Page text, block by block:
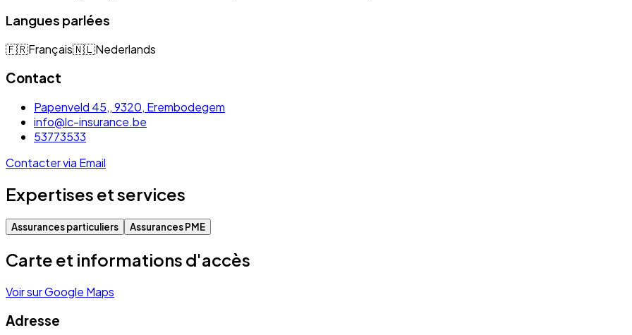
Langues parlées
🇫🇷Français🇳🇱Nederlands
Contact
Papenveld 45,, 9320, Erembodegem
info@lc-insurance.be
53773533
Contacter via Email
Expertises et services
Assurances particuliers Assurances PME
Carte et informations d'accès
Voir sur Google Maps
Adresse